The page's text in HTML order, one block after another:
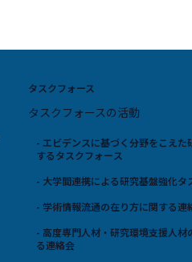
タスクフォース
タスクフォースの活動
- エビデンスに基づく分野をこえた
するタスクフォース
- 大学間連携による研究基盤強化タ
- 学術情報流通の在り方に関する連
- 高度専門人材・研究環境支援人材
る連絡会